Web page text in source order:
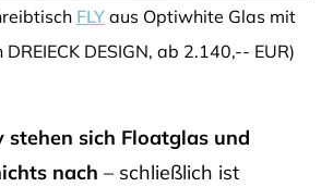
FLYaus Optiwhite Glas mit
DESIGN, ab 2.140,-- EUR)
sich Floatglas und
nach – schließlich ist